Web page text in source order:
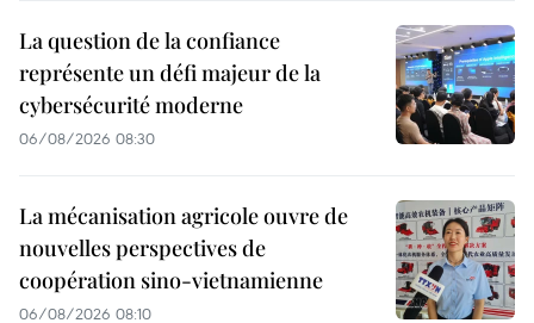
La question de la confiance
représente un défi majeur de la
cybersécurité moderne
06/08/2026 08:30
La mécanisation agricole ouvre de
nouvelles perspectives de
coopération sino-vietnamienne
06/08/2026 08:10